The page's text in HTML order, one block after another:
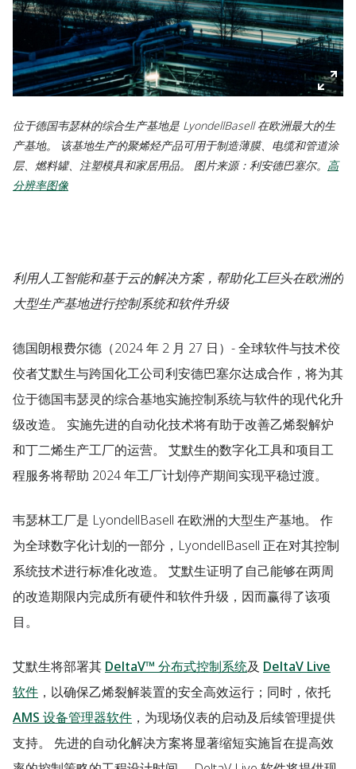
位于德国韦瑟林的综合生产基地是 LyondellBasell 在欧洲最大的生
产基地。 该基地生产的聚烯烃产品可用于制造薄膜、电缆和管道涂
层、燃料罐、注塑模具和家居用品。 图片来源：利安德巴塞尔。 高
分辨率图像
利用人工智能和基于云的解决方案，帮助化工巨头在欧洲的
大型生产基地进行控制系统和软件升级
德国朗根费尔德 （2024 年 2 月 27 日）- 全球软件与技术佼
佼者艾默生与跨国化工公司利安德巴塞尔达成合作，将为其
位于德国韦瑟灵的综合基地实施控制系统与软件的现代化升
级改造。 实施先进的自动化技术将有助于改善乙烯裂解炉
和丁二烯生产工厂的运营。 艾默生的数字化工具和项目工
程服务将帮助 2024 年工厂计划停产期间实现平稳过渡。
韦瑟林工厂是 LyondellBasell 在欧洲的大型生产基地。 作
为全球数字化计划的一部分，LyondellBasell 正在对其控制
系统技术进行标准化改造。 艾默生证明了自己能够在两周
的改造期限内完成所有硬件和软件升级，因而赢得了该项
目。
艾默生将部署其 DeltaV™ 分布式控制系统及 DeltaV Live
软件 ，以确保乙烯裂解装置的安全高效运行；同时，依托
AMS 设备管理器软件 ，为现场仪表的启动及后续管理提供
支持。 先进的自动化解决方案将显著缩短实施旨在提高效